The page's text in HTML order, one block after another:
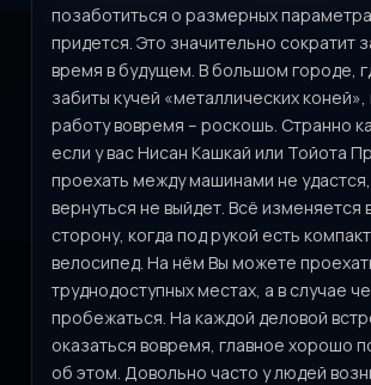
позаботиться о размерных
придется. Это значительно сократит
время в будущем. В большом городе,
забиты кучей «металлических коней»,
работу вовремя – роскошь. Странно
если у вас Нисан Кашкай или Тойота
проехать между машинами не
вернуться не выйдет. Всё изменяется
сторону, когда под рукой есть
велосипед. На нём Вы можете
труднодоступных местах, а в случае
пробежаться. На каждой деловой
оказаться вовремя, главное хорошо
об этом. Довольно часто у людей